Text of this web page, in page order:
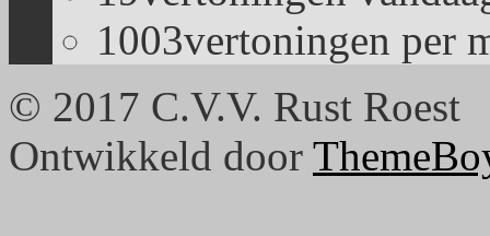
1003vertoningen per
© 2017 C.V.V. Rust Roest
Ontwikkeld door